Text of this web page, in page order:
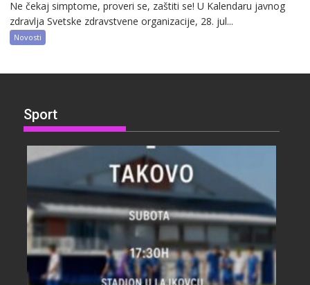
Ne čekaj simptome, proveri se, zaštiti se! U Kalendaru javnog
zdravlja Svetske zdravstvene organizacije, 28. jul...
Novosti
Sport